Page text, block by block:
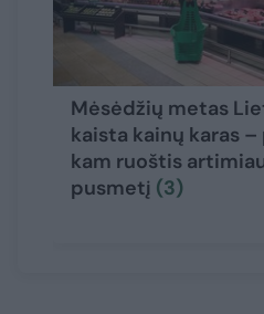
Mėsėdžių metas
kaista kainų karas –
kam ruoštis
pusmetį (3)